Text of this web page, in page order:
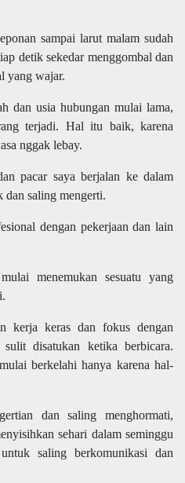
sampai larut malam sudah
detik sekedar menggombal dan
yang wajar.
dan usia hubungan mulai lama,
terjadi. Hal itu baik, karena
nggak lebay.
pacar saya berjalan ke dalam
dan saling mengerti.
dengan pekerjaan dan lain
menemukan sesuatu yang
kerja keras dan fokus dengan
disatukan ketika berbicara.
berkelahi hanya karena hal-
dan saling menghormati,
sehari dalam seminggu
saling berkomunikasi dan